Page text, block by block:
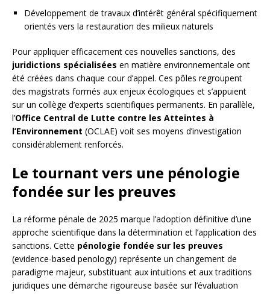
Développement de travaux d’intérêt général spécifiquement
orientés vers la restauration des milieux naturels
Pour appliquer efficacement ces nouvelles sanctions, des
juridictions spécialisées en matière environnementale ont
été créées dans chaque cour d’appel. Ces pôles regroupent
des magistrats formés aux enjeux écologiques et s’appuient
sur un collège d’experts scientifiques permanents. En parallèle,
l’Office Central de Lutte contre les Atteintes à
l’Environnement (OCLAE) voit ses moyens d’investigation
considérablement renforcés.
Le tournant vers une pénologie
fondée sur les preuves
La réforme pénale de 2025 marque l’adoption définitive d’une
approche scientifique dans la détermination et l’application des
sanctions. Cette pénologie fondée sur les preuves
(evidence-based penology) représente un changement de
paradigme majeur, substituant aux intuitions et aux traditions
juridiques une démarche rigoureuse basée sur l’évaluation